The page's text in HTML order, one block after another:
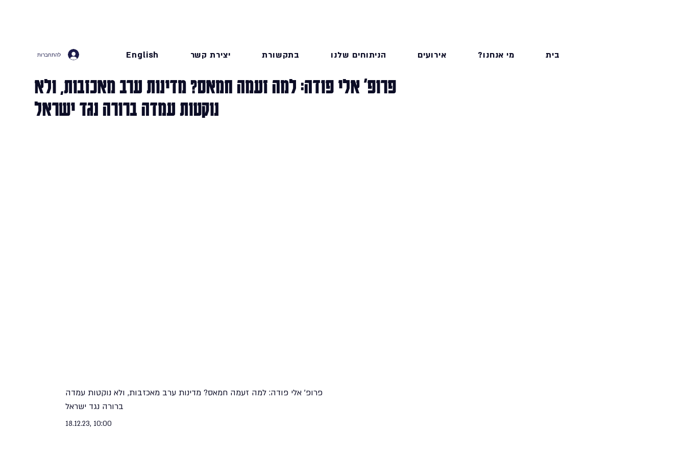
להתחברות בית מי אנחנו? אירועים הניתוחים שלנו בתקשורת יצירת קשר English
פרופ' אלי פודה: למה זעמה חמאס? מדינות ערב מאכזבות, ולא
נוקטות עמדה ברורה נגד ישראל
פרופ' אלי פודה: למה זעמה חמאס? מדינות ערב מאכזבות, ולא נוקטות עמדה
ברורה נגד ישראל
18.12.23, 10:00